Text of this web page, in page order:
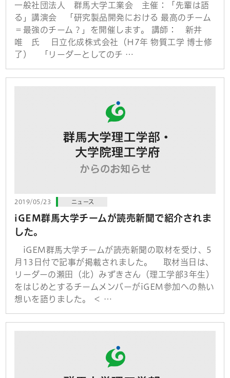
一般社団法人 群馬大学工業会 主催：「先輩は語
る」講演会 「研究製品開発における 最高のチーム
＝最強のチーム？」を開催します。 講師： 新井
唯 氏 日立化成株式会社（H7年 物質工学 博士修
了） 「リーダーとしてのチ …
2019/05/23 ニュース
iGEM群馬大学チームが読売新聞で紹介されま
した。
iGEM群馬大学チームが読売新聞の取材を受け、5
月13日付で記事が掲載されました。 取材当日は、
リーダーの瀬田（北）みずきさん（理工学部3年生）
をはじめとするチームメンバーがiGEM参加への熱い
想いを語りました。 ＜ …